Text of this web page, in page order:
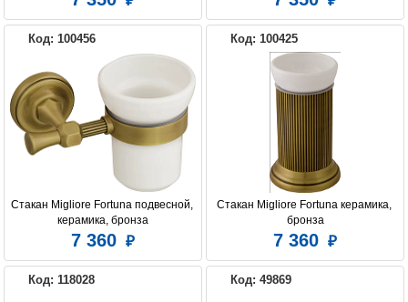
Код: 100456
Стакан Migliore Fortuna подвесной,
керамика, бронза
7 360
Код: 100425
Стакан Migliore Fortuna керамика,
бронза
7 360
Код: 118028 Код: 49869